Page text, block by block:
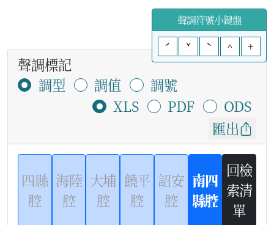
聲調符號小鍵盤
ˊ
ˇ ˋ ^ +
聲調標記
調型
調值
調號
XLS
PDF
ODS
匯出
四縣
腔
海陸
腔
大埔
腔
饒平
腔
詔安
腔
南四
縣腔
回檢
索清
單